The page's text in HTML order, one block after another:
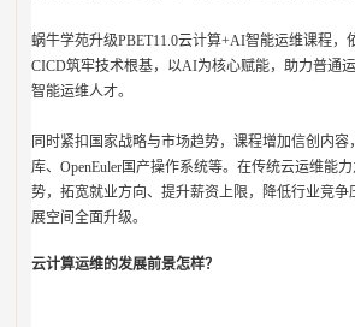
蜗牛学苑升级PBET11.0云计算+AI智能运维课程，
CICD筑牢技术根基，以AI为核心赋能，助力普通
智能运维人才。
同时紧扣国家战略与市场趋势，课程增加信创内
库、OpenEuler国产操作系统等。在传统云运维能
势，拓宽就业方向、提升薪资上限，降低行业竞争
展空间全面升级。
云计算运维的发展前景怎样？